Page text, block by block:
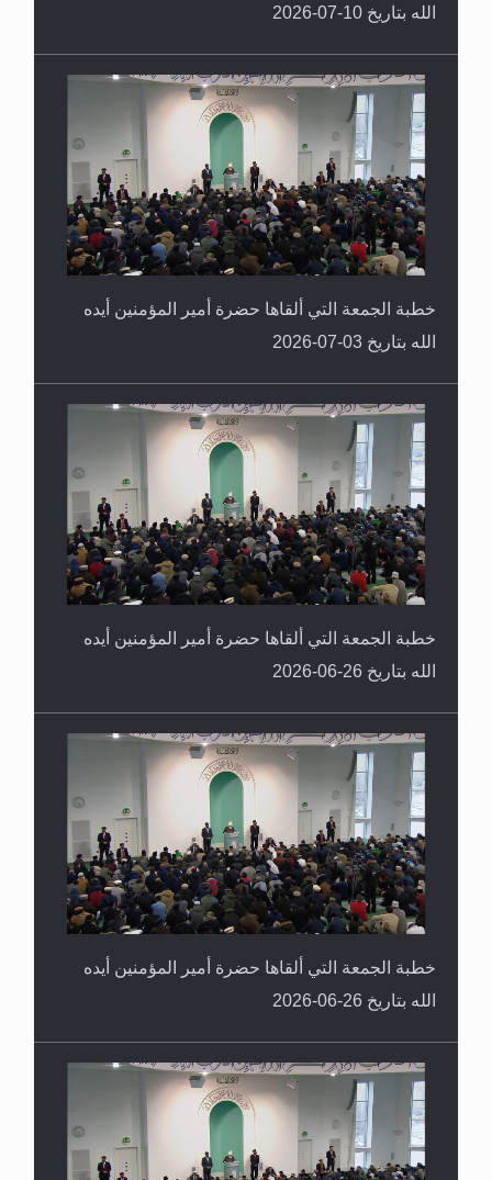
الله بتاريخ 10-07-2026
خطبة الجمعة التي ألقاها حضرة أمير المؤمنين أيده
الله بتاريخ 03-07-2026
خطبة الجمعة التي ألقاها حضرة أمير المؤمنين أيده
الله بتاريخ 26-06-2026
خطبة الجمعة التي ألقاها حضرة أمير المؤمنين أيده
الله بتاريخ 26-06-2026